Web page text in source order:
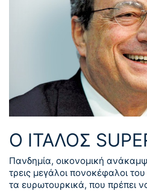
Ο ΙΤΑΛΟΣ
Πανδημία, οικονομική
τρεις μεγάλοι πονοκέφαλοι
τα ευρωτουρκικά, που πρέπει